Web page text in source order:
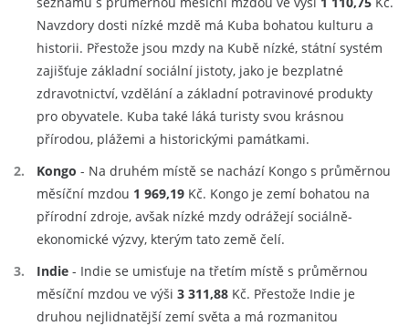
Navzdory dosti nízké mzdě má Kuba bohatou kulturu a
historii. Přestože jsou mzdy na Kubě nízké, státní systém
zajišťuje základní sociální jistoty, jako je bezplatné
zdravotnictví, vzdělání a základní potravinové produkty
pro obyvatele. Kuba také láká turisty svou krásnou
přírodou, plážemi a historickými památkami.
Kongo - Na druhém místě se nachází Kongo s průměrnou
měsíční mzdou 1 969,19 Kč. Kongo je zemí bohatou na
přírodní zdroje, avšak nízké mzdy odrážejí sociálně-
ekonomické výzvy, kterým tato země čelí.
Indie - Indie se umisťuje na třetím místě s průměrnou
měsíční mzdou ve výši 3 311,88 Kč. Přestože Indie je
druhou nejlidnatější zemí světa a má rozmanitou